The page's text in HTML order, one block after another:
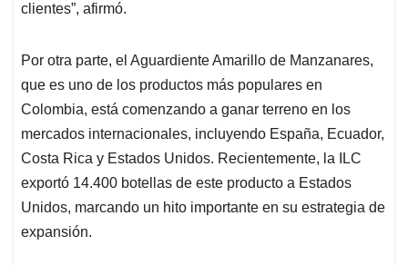
clientes”, afirmó.
Por otra parte, el Aguardiente Amarillo de Manzanares,
que es uno de los productos más populares en
Colombia, está comenzando a ganar terreno en los
mercados internacionales, incluyendo España, Ecuador,
Costa Rica y Estados Unidos. Recientemente, la ILC
exportó 14.400 botellas de este producto a Estados
Unidos, marcando un hito importante en su estrategia de
expansión.